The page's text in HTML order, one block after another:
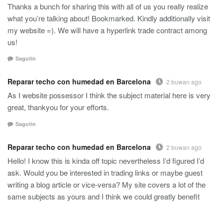
Thanks a bunch for sharing this with all of us you really realize
what you’re talking about! Bookmarked. Kindly additionally visit
my website =). We will have a hyperlink trade contract among
us!
Sagutin
Reparar techo con humedad en Barcelona 2 buwan ago
As I website possessor I think the subject material here is very
great, thankyou for your efforts.
Sagutin
Reparar techo con humedad en Barcelona 2 buwan ago
Hello! I know this is kinda off topic nevertheless I’d figured I’d
ask. Would you be interested in trading links or maybe guest
writing a blog article or vice-versa? My site covers a lot of the
same subjects as yours and I think we could greatly benefit